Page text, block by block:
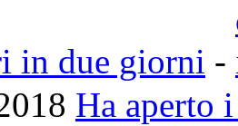
in due giorni -
Ha aperto